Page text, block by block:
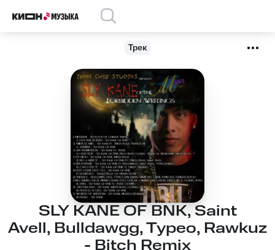
Трек
SLY KANE OF BNK, Saint
Avell, Bulldawgg, Typeo, Rawkuz
- Bitch Remix